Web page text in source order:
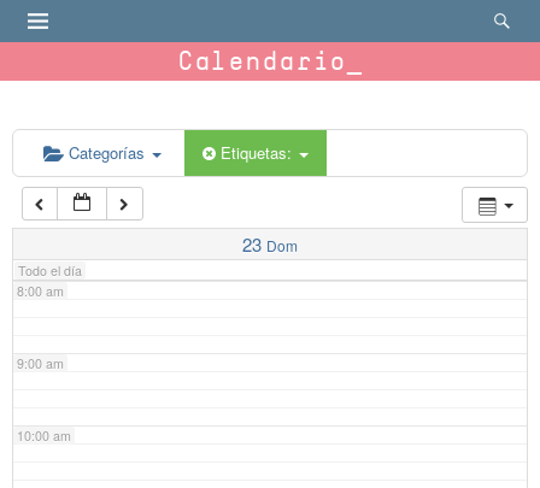
Calendario
Categorías Etiquetas:
23 Dom
Todo el día
6:00 am
7:00 am
8:00 am
9:00 am
10:00 am